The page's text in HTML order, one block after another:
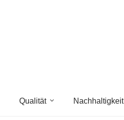
Qualität Nachhaltigkeit